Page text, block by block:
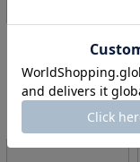
【納期約3週間】【選べ
る素材＆誕生石】【刻印
無料】セミオーダ...
価格：64,680円(税込) ～